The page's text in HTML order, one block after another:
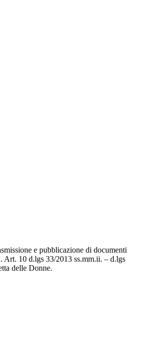
e pubblicazione di documenti
Art. 10 d.lgs 33/2013 ss.mm.ii. – d.lgs
delle Donne.